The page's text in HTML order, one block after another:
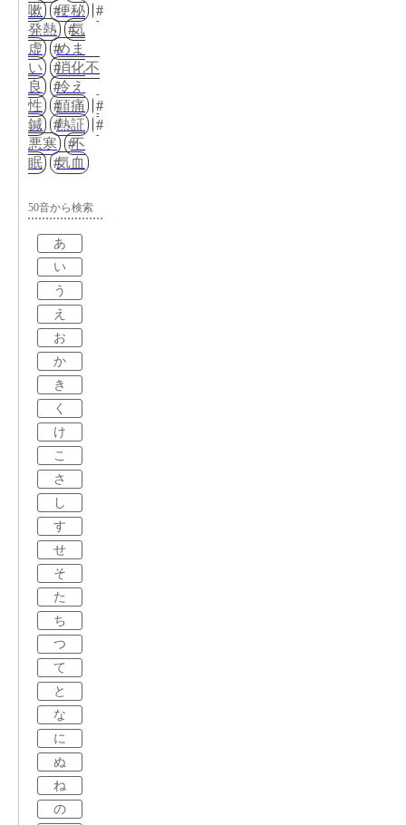
嗽
便秘
発熱
気
虚
めま
い
消化不
良
冷え
性
頭痛
鍼
熱証
悪寒
不
眠
気血
50音から検索
あ
い
う
え
お
か
き
く
け
こ
さ
し
す
せ
そ
た
ち
つ
て
と
な
に
ぬ
ね
の